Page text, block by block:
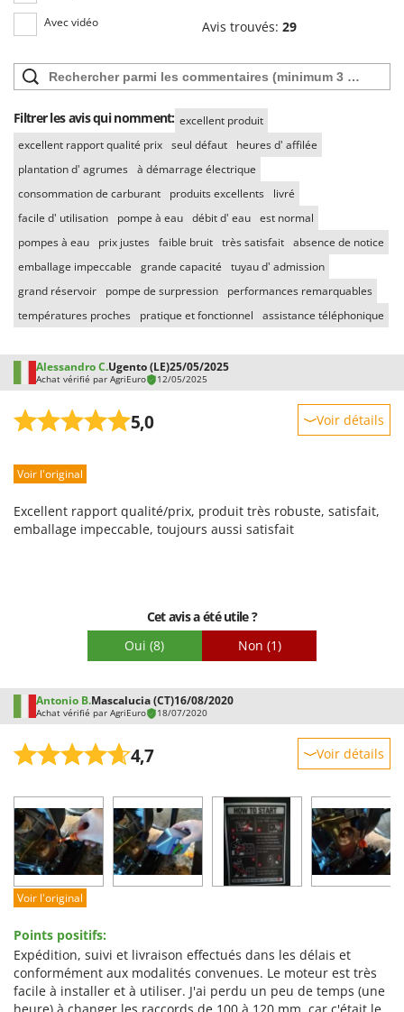
Avec vidéo Avis trouvés: 29
Filtrer les avis qui nomment: excellent produit
excellent rapport qualité prix seul défaut
heures d' affilée
plantation d' agrumes à démarrage électrique
consommation de carburant
produits excellents
livré
facile d' utilisation
pompe à eau débit d' eau est normal
pompes à eau
prix justes faible bruit très satisfait absence de notice
emballage impeccable
grande capacité
tuyau d' admission
grand réservoir
pompe de surpression
performances remarquables
températures proches
pratique et fonctionnel assistance téléphonique
Alessandro C.Ugento (LE)25/05/2025
Achat vérifié par AgriEuro 12/05/2025
5,0 Voir détails
Prestations
Qualité / Prix
Voir l'original
Excellent rapport qualité/prix, produit très robuste, satisfait,
emballage impeccable, toujours aussi satisfait
Cet avis a été utile ?
Oui (8) Non (1)
Antonio B.Mascalucia (CT)16/08/2020
Achat vérifié par AgriEuro 18/07/2020
4,7 Voir détails
Prestations
Facilité d'utilisation
Qualité / Prix
Facilité de montage
Voir l'original
Points positifs:
Expédition, suivi et livraison effectués dans les délais et
conformément aux modalités convenues. Le moteur est très
facile à installer et à utiliser. J'ai perdu un peu de temps (une